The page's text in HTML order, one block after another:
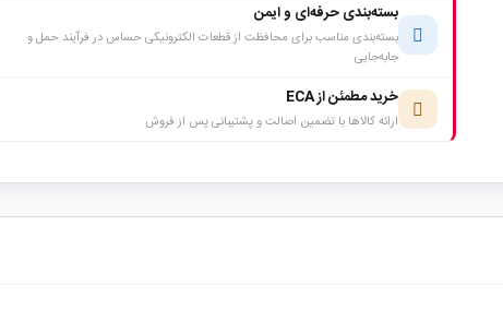
بسته‌بندی حرفه‌ای و ایمن
بسته‌بندی مناسب برای محافظت از قطعات الکترونیکی حساس در فرآیند حمل و
جابه‌جایی
خرید مطمئن از ECA
ارائه کالاها با تضمین اصالت و پشتیبانی پس از فروش